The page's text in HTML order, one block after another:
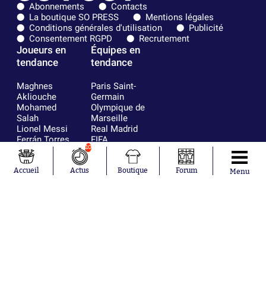
Abonnements
Contacts
La boutique SO PRESS
Mentions légales
Conditions générales d'utilisation
Publicité
Consentement RGPD
Recrutement
Joueurs en
tendance
Maghnes
Akliouche
Mohamed
Salah
Lionel Messi
Ferrán Torres
Kilian Corredor
Franco
Mastantuono
Équipes en
tendance
Paris Saint-
Germain
Olympique de
Marseille
Real Madrid
FIFA
Olympique
AS Monaco
Accueil
10
Actus Boutique Forum Menu